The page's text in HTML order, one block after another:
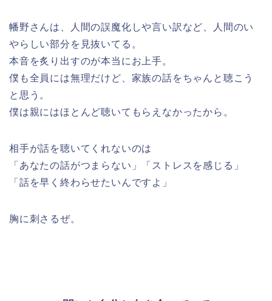
幡野さんは、人間の誤魔化しや言い訳など、人間のい
やらしい部分を見抜いてる。
本音を炙り出すのが本当にお上手。
僕も全員には無理だけど、家族の話をちゃんと聴こう
と思う。
僕は親にはほとんど聴いてもらえなかったから。
相手が話を聴いてくれないのは
「あなたの話がつまらない」「ストレスを感じる」
「話を早く終わらせたいんですよ」
胸に刺さるぜ。